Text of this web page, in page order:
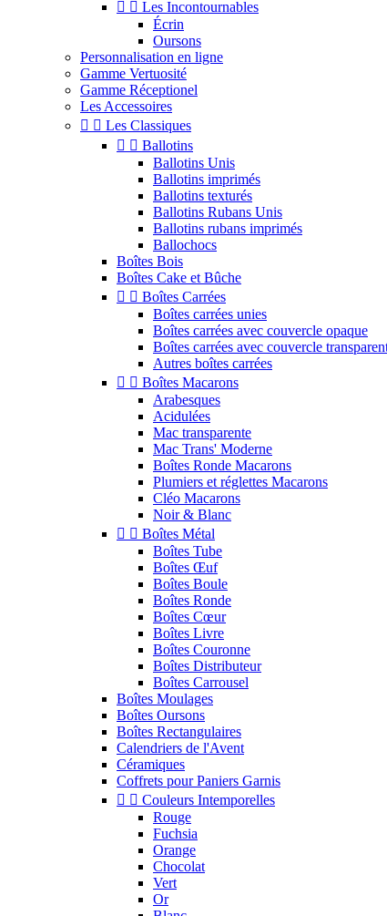
  Les Incontournables
Écrin
Oursons
Personnalisation en ligne
Gamme Vertuosité
Gamme Réceptionel
Les Accessoires
  Les Classiques
  Ballotins
Ballotins Unis
Ballotins imprimés
Ballotins texturés
Ballotins Rubans Unis
Ballotins rubans imprimés
Ballochocs
Boîtes Bois
Boîtes Cake et Bûche
  Boîtes Carrées
Boîtes carrées unies
Boîtes carrées avec couvercle opaque
Boîtes carrées avec couvercle
Autres boîtes carrées
  Boîtes Macarons
Arabesques
Acidulées
Mac transparente
Mac Trans' Moderne
Boîtes Ronde Macarons
Plumiers et réglettes Macarons
Cléo Macarons
Noir & Blanc
  Boîtes Métal
Boîtes Tube
Boîtes Œuf
Boîtes Boule
Boîtes Ronde
Boîtes Cœur
Boîtes Livre
Boîtes Couronne
Boîtes Distributeur
Boîtes Carrousel
Boîtes Moulages
Boîtes Oursons
Boîtes Rectangulaires
Calendriers de l'Avent
Céramiques
Coffrets pour Paniers Garnis
  Couleurs Intemporelles
Rouge
Fuchsia
Orange
Chocolat
Vert
Or